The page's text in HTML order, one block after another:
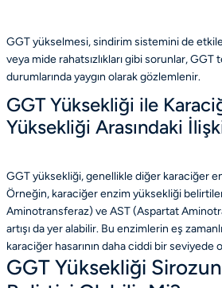
GGT yükselmesi, sindirim sistemini de
veya mide rahatsızlıkları gibi sorunlar,
durumlarında yaygın olarak gözlemlenir.
GGT Yüksekliği ile
Yüksekliği Arasındaki
GGT yüksekliği, genellikle diğer karaciğer
Örneğin, karaciğer enzim yüksekliği
Aminotransferaz) ve AST (Aspartat
artışı da yer alabilir. Bu enzimlerin eş
karaciğer hasarının daha ciddi bir
GGT Yüksekliği